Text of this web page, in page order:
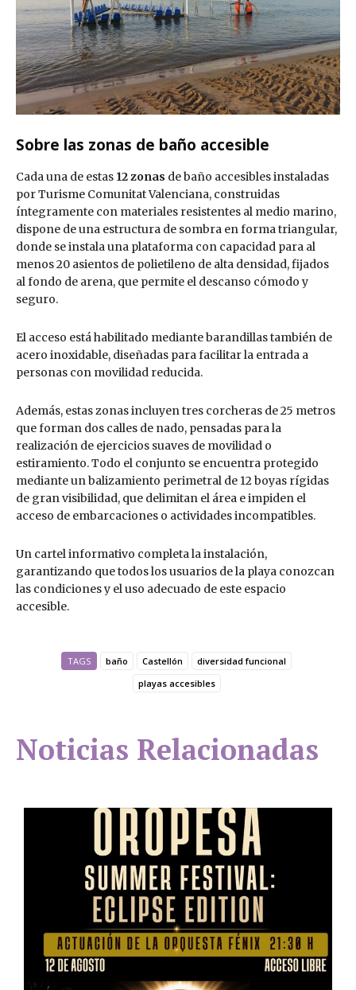
Sobre las zonas de baño accesible
Cada una de estas 12 zonas de baño accesibles instaladas
por Turisme Comunitat Valenciana, construidas
íntegramente con materiales resistentes al medio marino,
dispone de una estructura de sombra en forma triangular,
donde se instala una plataforma con capacidad para al
menos 20 asientos de polietileno de alta densidad, fijados
al fondo de arena, que permite el descanso cómodo y
seguro.
El acceso está habilitado mediante barandillas también de
acero inoxidable, diseñadas para facilitar la entrada a
personas con movilidad reducida.
Además, estas zonas incluyen tres corcheras de 25 metros
que forman dos calles de nado, pensadas para la
realización de ejercicios suaves de movilidad o
estiramiento. Todo el conjunto se encuentra protegido
mediante un balizamiento perimetral de 12 boyas rígidas
de gran visibilidad, que delimitan el área e impiden el
acceso de embarcaciones o actividades incompatibles.
Un cartel informativo completa la instalación,
garantizando que todos los usuarios de la playa conozcan
las condiciones y el uso adecuado de este espacio
accesible.
TAGS baño Castellón
diversidad funcional
playas accesibles
Noticias Relacionadas